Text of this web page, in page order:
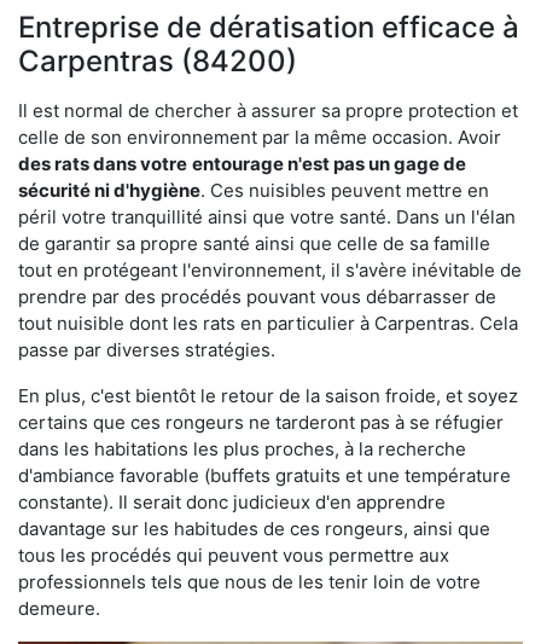
Entreprise de dératisation efficace à
Carpentras (84200)
Il est normal de chercher à assurer sa propre protection et
celle de son environnement par la même occasion. Avoir
des rats dans votre entourage n'est pas un gage de
sécurité ni d'hygiène. Ces nuisibles peuvent mettre en
péril votre tranquillité ainsi que votre santé. Dans un l'élan
de garantir sa propre santé ainsi que celle de sa famille
tout en protégeant l'environnement, il s'avère inévitable de
prendre par des procédés pouvant vous débarrasser de
tout nuisible dont les rats en particulier à Carpentras. Cela
passe par diverses stratégies.
En plus, c'est bientôt le retour de la saison froide, et soyez
certains que ces rongeurs ne tarderont pas à se réfugier
dans les habitations les plus proches, à la recherche
d'ambiance favorable (buffets gratuits et une température
constante). Il serait donc judicieux d'en apprendre
davantage sur les habitudes de ces rongeurs, ainsi que
tous les procédés qui peuvent vous permettre aux
professionnels tels que nous de les tenir loin de votre
demeure.